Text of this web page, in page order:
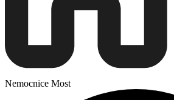
Nemocnice Most